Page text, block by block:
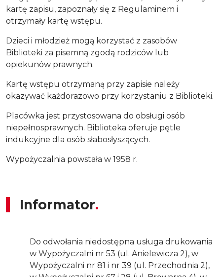
kartę zapisu, zapoznały się z Regulaminem i
otrzymały kartę wstępu.
Dzieci i młodzież mogą korzystać z zasobów
Biblioteki za pisemną zgodą rodziców lub
opiekunów prawnych.
Kartę wstępu otrzymaną przy zapisie należy
okazywać każdorazowo przy korzystaniu z Biblioteki.
Placówka jest przystosowana do obsługi osób
niepełnosprawnych. Biblioteka oferuje pętle
indukcyjne dla osób słabosłyszących.
Wypożyczalnia powstała w 1958 r.
Informator
Do odwołania niedostępna usługa drukowania
w Wypożyczalni nr 53 (ul. Anielewicza 2), w
Wypożyczalni nr 81 i nr 39 (ul. Przechodnia 2),